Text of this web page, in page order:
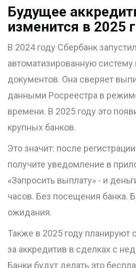
Будущее
изменится в 2025
В 2024 году Сбербанк запустил
автоматизированную систему
документов. Она сверяет
данными Росреестра в
времени. В 2025 году это
крупных банков.
Это значит: после
получите уведомление в
«Запросить выплату» - и
часов. Без посещения банка.
ожидания.
Также в 2025 году планируют
за аккредитив в сделках с
Банки будут делать это